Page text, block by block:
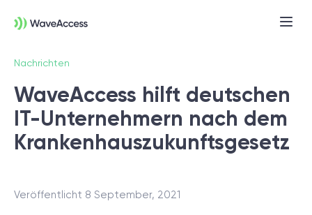
Nachrichten
WaveAccess hilft deutschen
IT-Unternehmern nach dem
Krankenhauszukunftsgesetz
Veröffentlicht 8 September, 2021
Noch nicht sicher, was Sie